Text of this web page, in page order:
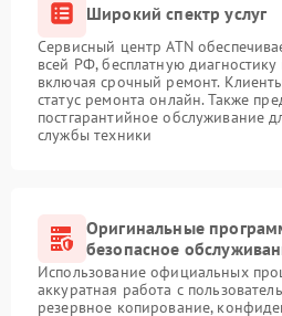
Широкий спектр услуг
Сервисный центр ATN
всей РФ, бесплатную
включая срочный ремонт.
статус ремонта онлайн. Также
постгарантийное обслуживание
службы техники
Оригинальные
безопасное
Использование официальных
аккуратная работа с
резервное копирование,